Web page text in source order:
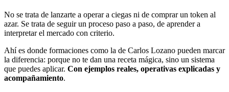
No se trata de lanzarte a operar a ciegas ni de comprar un token al
azar. Se trata de seguir un proceso paso a paso, de aprender a
interpretar el mercado con criterio.
Ahí es donde formaciones como la de Carlos Lozano pueden marcar
la diferencia: porque no te dan una receta mágica, sino un sistema
que puedes aplicar. Con ejemplos reales, operativas explicadas y
acompañamiento.